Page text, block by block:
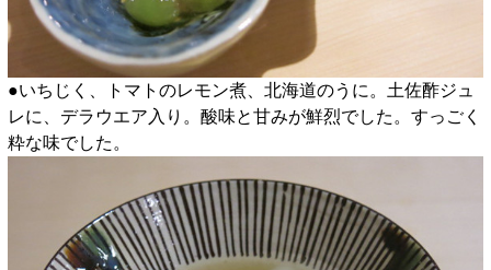
●いちじく、トマトのレモン煮、北海道のうに。土佐酢ジュ
レに、デラウエア入り。酸味と甘みが鮮烈でした。すっごく
粋な味でした。